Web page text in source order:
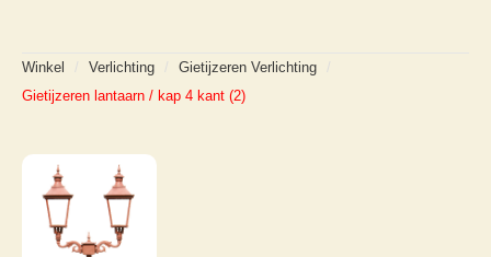
Winkel Verlichting Gietijzeren Verlichting
Gietijzeren lantaarn / kap 4 kant (2)